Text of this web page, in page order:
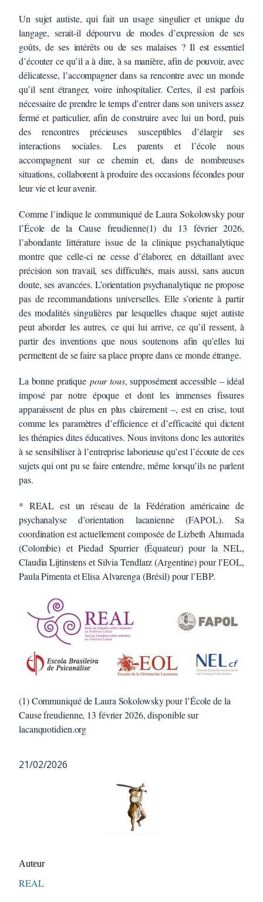
Un sujet autiste, qui fait un usage singulier et unique du
langage, serait-il dépourvu de modes d’expression de ses
goûts, de ses intérêts ou de ses malaises ? Il est essentiel
d’écouter ce qu’il a à dire, à sa manière, afin de pouvoir, avec
délicatesse, l’accompagner dans sa rencontre avec un monde
qu’il sent étranger, voire inhospitalier. Certes, il est parfois
nécessaire de prendre le temps d’entrer dans son univers assez
fermé et particulier, afin de construire avec lui un bord, puis
des rencontres précieuses susceptibles d’élargir ses
interactions sociales. Les parents et l’école nous
accompagnent sur ce chemin et, dans de nombreuses
situations, collaborent à produire des occasions fécondes pour
leur vie et leur avenir.
Comme l’indique le communiqué de Laura Sokolowsky pour
l’École de la Cause freudienne(1) du 13 février 2026,
l’abondante littérature issue de la clinique psychanalytique
montre que celle-ci ne cesse d’élaborer, en détaillant avec
précision son travail, ses difficultés, mais aussi, sans aucun
doute, ses avancées. L’orientation psychanalytique ne propose
pas de recommandations universelles. Elle s’oriente à partir
des modalités singulières par lesquelles chaque sujet autiste
peut aborder les autres, ce qui lui arrive, ce qu’il ressent, à
partir des inventions que nous soutenons afin qu’elles lui
permettent de se faire sa place propre dans ce monde étrange.
La bonne pratique pour tous, supposément accessible – idéal
imposé par notre époque et dont les immenses fissures
apparaissent de plus en plus clairement –, est en crise, tout
comme les paramètres d’efficience et d’efficacité qui dictent
les thérapies dites éducatives. Nous invitons donc les autorités
à se sensibiliser à l’entreprise laborieuse qu’est l’écoute de ces
sujets qui ont pu se faire entendre, même lorsqu’ils ne parlent
pas.
* REAL est un réseau de la Fédération américaine de
psychanalyse d’orientation lacanienne (FAPOL). Sa
coordination est actuellement composée de Lizbeth Ahumada
(Colombie) et Piedad Spurrier (Équateur) pour la NEL,
Claudia Lijtinstens et Silvia Tendlarz (Argentine) pour l’EOL,
Paula Pimenta et Elisa Alvarenga (Brésil) pour l’EBP.
(1) Communiqué de Laura Sokolowsky pour l’École de la
Cause freudienne, 13 février 2026, disponible sur
lacanquotidien.org
21/02/2026
Auteur
REAL